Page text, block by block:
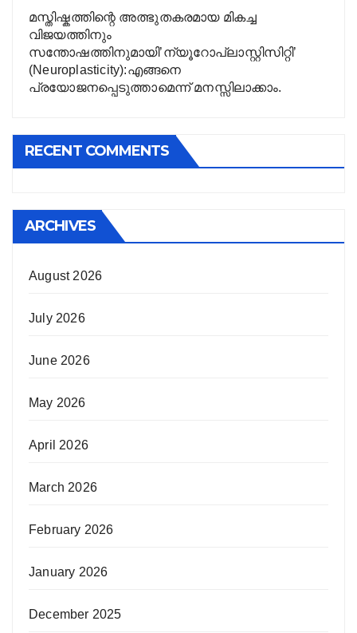
മസ്തിഷ്കത്തിന്റെ അത്ഭുതകരമായ മികച്ച
വിജയത്തിനും
സന്തോഷത്തിനുമായി’ന്യൂറോപ്ലാസ്റ്റിസിറ്റി’
(Neuroplasticity):എങ്ങനെ
പ്രയോജനപ്പെടുത്താമെന്ന് മനസ്സിലാക്കാം.
RECENT COMMENTS
ARCHIVES
August 2026
July 2026
June 2026
May 2026
April 2026
March 2026
February 2026
January 2026
December 2025